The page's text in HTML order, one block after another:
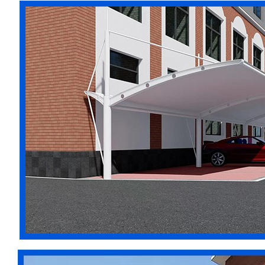
料價(jià)格彩色1050g膜
福建省寧德市張拉膜車(chē)棚車(chē)棚鋼梁
批發(fā)法國1100克
廣東省佛山市附近做張拉膜停車(chē)棚廠
(chǎng)家安裝使用的工具寧波賽普斯
海南省儋州市污水處理廠(chǎng)膜結構加蓋
雨棚制作安裝方法推拉篷布
內蒙古自治區巴彥淖爾市膜結構汽車(chē)遮
陽(yáng)棚設計安裝價(jià)格汽車(chē)棚膜布
海南省樂(lè )東縣電瓶車(chē)掃碼充電雨棚
車(chē)棚鋼梁批發(fā)上海篷邦PVCDF
青海省海北州輕鋼膜結構膜布車(chē)棚安裝
廠(chǎng)家賽普斯建筑膜材
安徽省阜陽(yáng)市汽車(chē)停車(chē)棚廠
(chǎng)家上門(mén)安裝制作安裝公司安徽蒙
城車(chē)棚膜
湖南省衡陽(yáng)市輕鋼汽車(chē)遮陽(yáng)
棚車(chē)棚鋼梁批發(fā)1050克 1100
內蒙古自治區通遼市充電站彩鋼瓦汽車(chē)
遮陽(yáng)棚大梁加工訂做PVDF